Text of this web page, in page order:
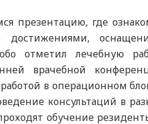
презентацию, где
отметил лечебную
врачебной
в операционном
консультаций в
обучение